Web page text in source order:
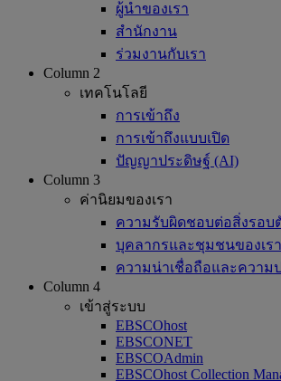
ผู้นำของเรา
สำนักงาน
ร่วมงานกับเรา
Column 2
เทคโนโลยี
การเข้าถึง
การเข้าถึงแบบเปิด
ปัญญาประดิษฐ์ (AI)
Column 3
ค่านิยมของเรา
ความรับผิดชอบต่อสิ่งรอบ
บุคลากรและชุมชนของเรา
ความน่าเชื่อถือและความ
Column 4
เข้าสู่ระบบ
EBSCOhost
EBSCONET
EBSCOAdmin
EBSCOhost Collection